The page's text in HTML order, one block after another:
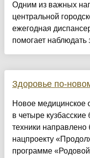
Одним из важных
центральной
ежегодная
помогает наблюдать
Здоровье по-
Новое медицинское
в четыре
техники
нацпроекту
программе